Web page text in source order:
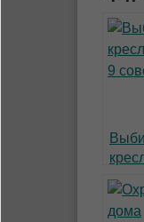
9